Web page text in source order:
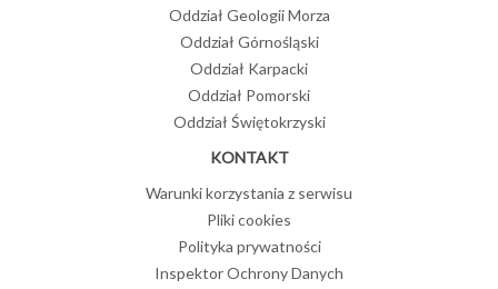
Oddział Geologii Morza
Oddział Górnośląski
Oddział Karpacki
Oddział Pomorski
Oddział Świętokrzyski
KONTAKT
Warunki korzystania z serwisu
Pliki cookies
Polityka prywatności
Inspektor Ochrony Danych